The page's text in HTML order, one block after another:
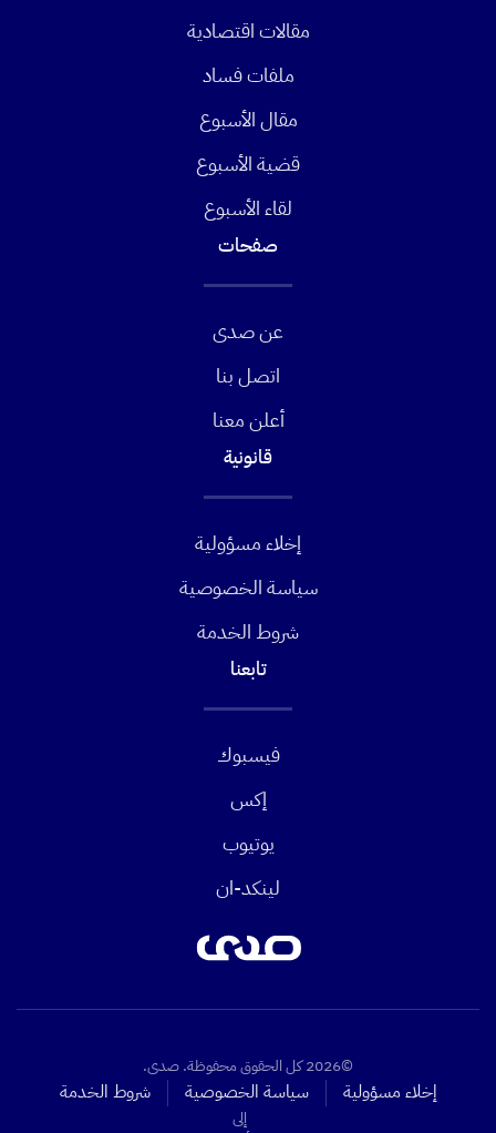
مقالات اقتصادية
ملفات فساد
مقال الأسبوع
قضية الأسبوع
لقاء الأسبوع
صفحات
عن صدى
اتصل بنا
أعلن معنا
قانونية
إخلاء مسؤولية
سياسة الخصوصية
شروط الخدمة
تابعنا
فيسبوك
إكس
يوتيوب
لينكد-ان
©2026 كل الحقوق محفوظة. صدى.
إخلاء مسؤولية سياسة الخصوصية شروط الخدمة
إلى